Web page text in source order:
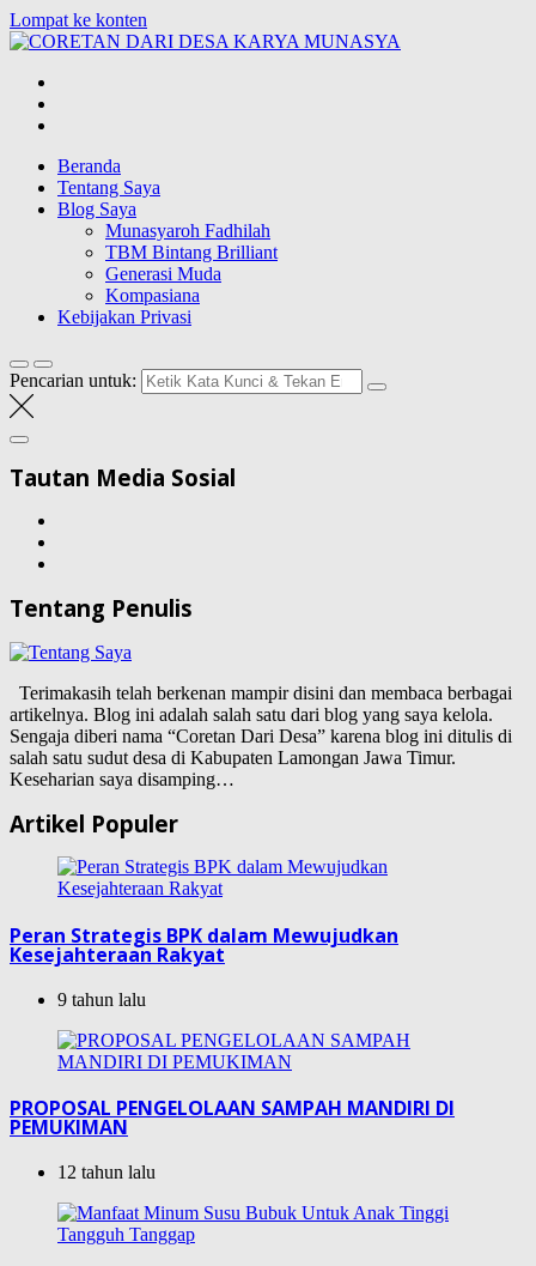
Lompat ke konten
Blog Wong Ndeso yang ingin berbagi berbagai hal di sekitarnya
Beranda
Tentang Saya
Blog Saya
Munasyaroh Fadhilah
TBM Bintang Brilliant
Generasi Muda
Kompasiana
Kebijakan Privasi
Pencarian untuk:
Tautan Media Sosial
Tentang Penulis
Terimakasih telah berkenan mampir disini dan membaca berbagai
artikelnya. Blog ini adalah salah satu dari blog yang saya kelola.
Sengaja diberi nama “Coretan Dari Desa” karena blog ini ditulis di
salah satu sudut desa di Kabupaten Lamongan Jawa Timur.
Keseharian saya disamping…
Artikel Populer
Peran Strategis BPK dalam Mewujudkan
Kesejahteraan Rakyat
9 tahun lalu
PROPOSAL PENGELOLAAN SAMPAH MANDIRI DI
PEMUKIMAN
12 tahun lalu